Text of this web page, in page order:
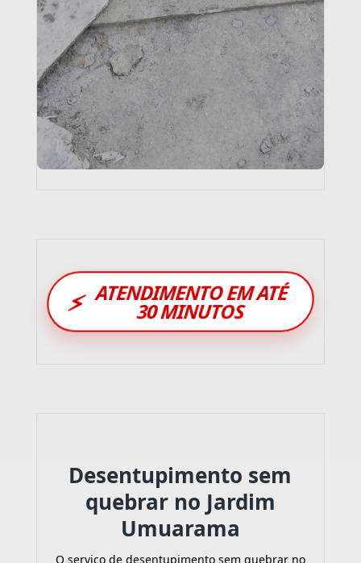
⚡ ATENDIMENTO EM ATÉ
30 MINUTOS
Desentupimento sem
quebrar no Jardim
Umuarama
O serviço de desentupimento sem quebrar no